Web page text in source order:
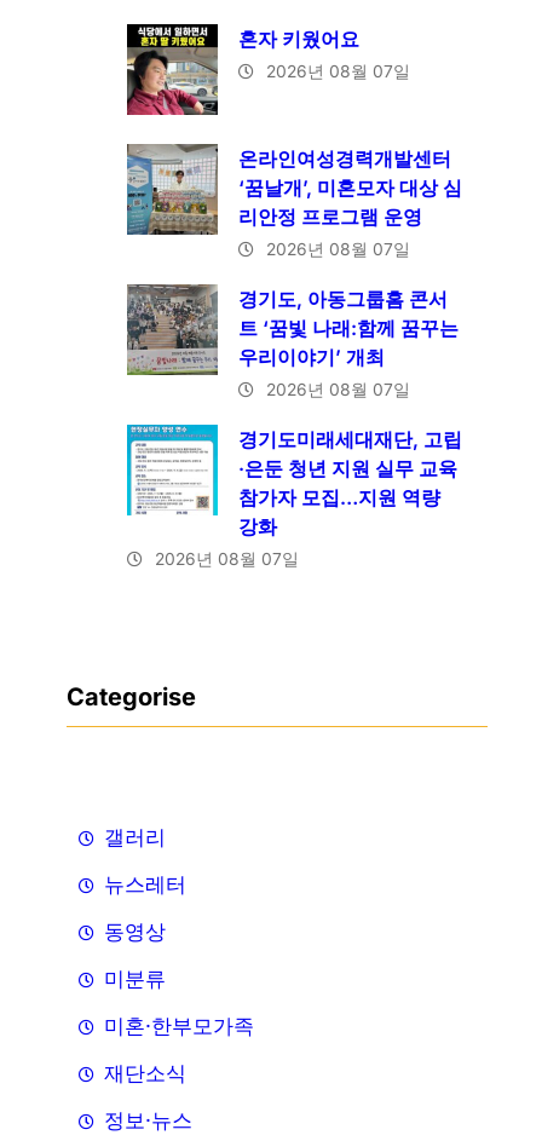
혼자 키웠어요
2026년 08월 07일
온라인여성경력개발센터
‘꿈날개’, 미혼모자 대상 심
리안정 프로그램 운영
2026년 08월 07일
경기도, 아동그룹홈 콘서
트 ‘꿈빛 나래:함께 꿈꾸는
우리이야기’ 개최
2026년 08월 07일
경기도미래세대재단, 고립
·은둔 청년 지원 실무 교육
참가자 모집…지원 역량
강화
2026년 08월 07일
Categorise
갤러리
뉴스레터
동영상
미분류
미혼·한부모가족
재단소식
정보·뉴스